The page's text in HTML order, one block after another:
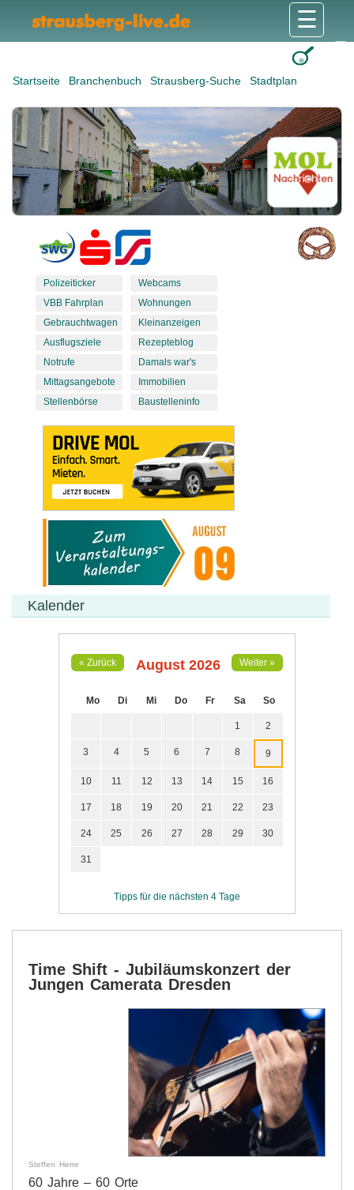
Startseite Branchenbuch Strausberg-Suche Stadtplan
☰
Polizeiticker
VBB Fahrplan
Gebrauchtwagen
Ausflugsziele
Notrufe
Mittagsangebote
Stellenbörse
Webcams
Wohnungen
Kleinanzeigen
Rezepteblog
Damals war's
Immobilien
Baustelleninfo
Kalender
« Zurück August 2026 Weiter »
Mo Di Mi Do Fr Sa So
1 2
3 4 5 6 7 8 9
10 11 12 13 14 15 16
17 18 19 20 21 22 23
24 25 26 27 28 29 30
31
Tipps für die nächsten 4 Tage
Time Shift - Jubiläumskonzert der
Jungen Camerata Dresden
Steffen Herre
60 Jahre – 60 Orte